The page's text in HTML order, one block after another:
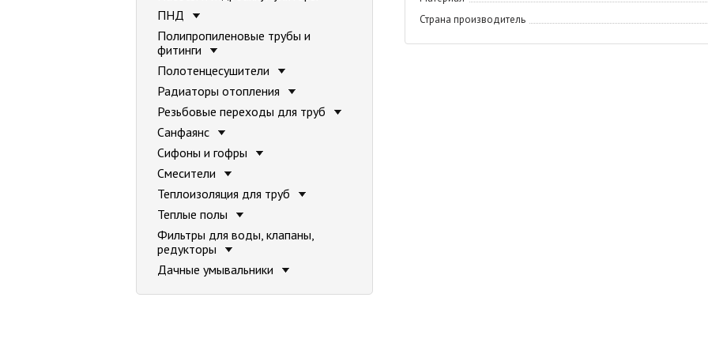
Страна производитель
ПНД
Полипропиленовые трубы и
фитинги
Полотенцесушители
Радиаторы отопления
Резьбовые переходы для труб
Санфаянс
Сифоны и гофры
Смесители
Теплоизоляция для труб
Теплые полы
Фильтры для воды, клапаны,
редукторы
Дачные умывальники